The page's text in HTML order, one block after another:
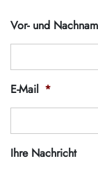
Vor- und
E-Mail *
Ihre Nachricht